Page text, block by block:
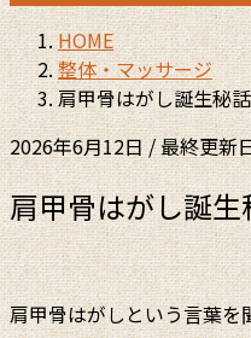
HOME
整体・マッサージ
肩甲骨はがし誕生秘
2026年6月12日/ 最終更新
肩甲骨はがし誕
肩甲骨はがしという言葉